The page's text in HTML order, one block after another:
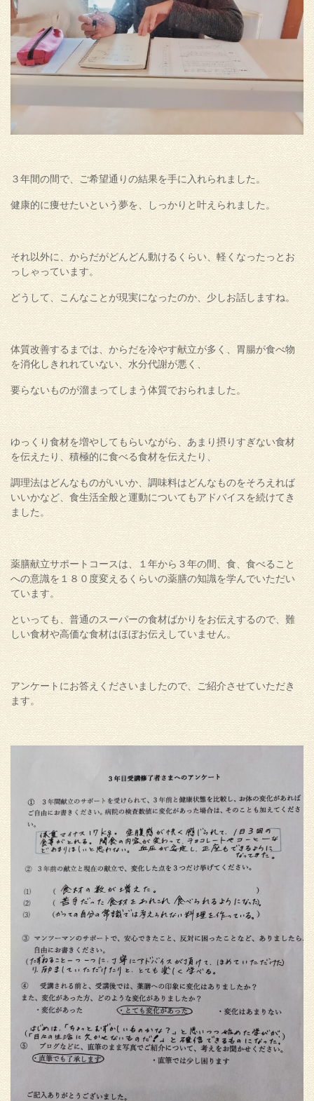
３年間の間で、ご希望通りの結果を手に入れられました。
健康的に痩せたいという夢を、しっかりと叶えられました。
それ以外に、からだがどんどん動けるくらい、軽くなったっとお
っしゃっています。
どうして、こんなことが現実になったのか、少しお話しますね。
体質改善するまでは、からだを冷やす献立が多く、胃腸が食べ物
を消化しきれれていない、水分代謝が悪く、
要らないものが溜まってしまう体質でおられました。
ゆっくり食材を増やしてもらいながら、あまり摂りすぎない食材
を伝えたり、積極的に食べる食材を伝えたり、
調理法はどんなものがいいか、調味料はどんなものをそろえれば
いいかなど、食生活全般と運動についてもアドバイスを続けてき
ました。
薬膳献立サポートコースは、１年から３年の間、食、食べること
への意識を１８０度変えるくらいの薬膳の知識を学んでいただい
ています。
といっても、普通のスーパーの食材ばかりをお伝えするので、難
しい食材や高価な食材はほぼお伝えしていません。
アンケートにお答えくださいましたので、ご紹介させていただき
ます。